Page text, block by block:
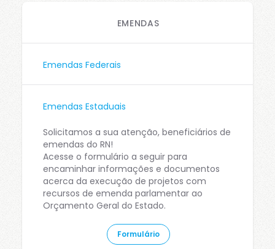
EMENDAS
Emendas Federais
Emendas Estaduais
Solicitamos a sua atenção, beneficiários de
emendas do RN!
Acesse o formulário a seguir para
encaminhar informações e documentos
acerca da execução de projetos com
recursos de emenda parlamentar ao
Orçamento Geral do Estado.
Formulário